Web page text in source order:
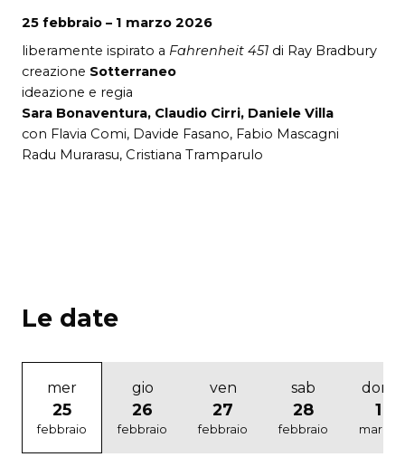
25 febbraio – 1 marzo 2026
liberamente ispirato a Fahrenheit 451 di Ray Bradbury
creazione Sotterraneo
ideazione e regia
Sara Bonaventura, Claudio Cirri, Daniele Villa
con Flavia Comi, Davide Fasano, Fabio Mascagni
Radu Murarasu, Cristiana Tramparulo
Le date
mer
25
febbraio
gio
26
febbraio
ven
27
febbraio
sab
28
febbraio
dom
1
marzo